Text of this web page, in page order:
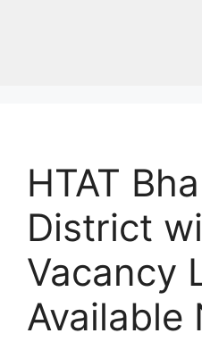
HTAT
District
Vacancy
Available